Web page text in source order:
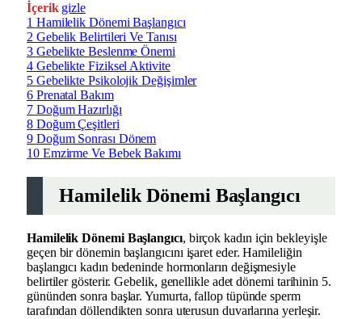
İçerik gizle
1 Hamilelik Dönemi Başlangıcı
2 Gebelik Belirtileri Ve Tanısı
3 Gebelikte Beslenme Önemi
4 Gebelikte Fiziksel Aktivite
5 Gebelikte Psikolojik Değişimler
6 Prenatal Bakım
7 Doğum Hazırlığı
8 Doğum Çeşitleri
9 Doğum Sonrası Dönem
10 Emzirme Ve Bebek Bakımı
Hamilelik Dönemi Başlangıcı
Hamilelik Dönemi Başlangıcı, birçok kadın için bekleyişle
geçen bir dönemin başlangıcını işaret eder. Hamileliğin
başlangıcı kadın bedeninde hormonların değişmesiyle
belirtiler gösterir. Gebelik, genellikle adet dönemi tarihinin 5.
gününden sonra başlar. Yumurta, fallop tüpünde sperm
tarafından döllendikten sonra uterusun duvarlarına yerleşir.